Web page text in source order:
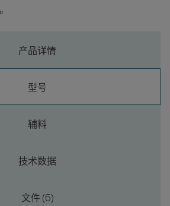
产品详情
型号
辅料
技术数据
文件 (6)